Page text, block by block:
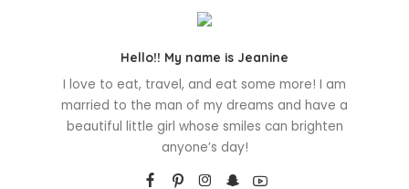
Hello!! My name is Jeanine
I love to eat, travel, and eat some more! I am
married to the man of my dreams and have a
beautiful little girl whose smiles can brighten
anyone’s day!